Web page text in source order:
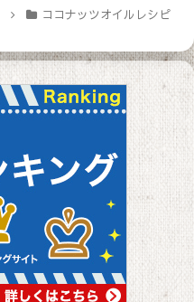
ココナッツオイルレシピ